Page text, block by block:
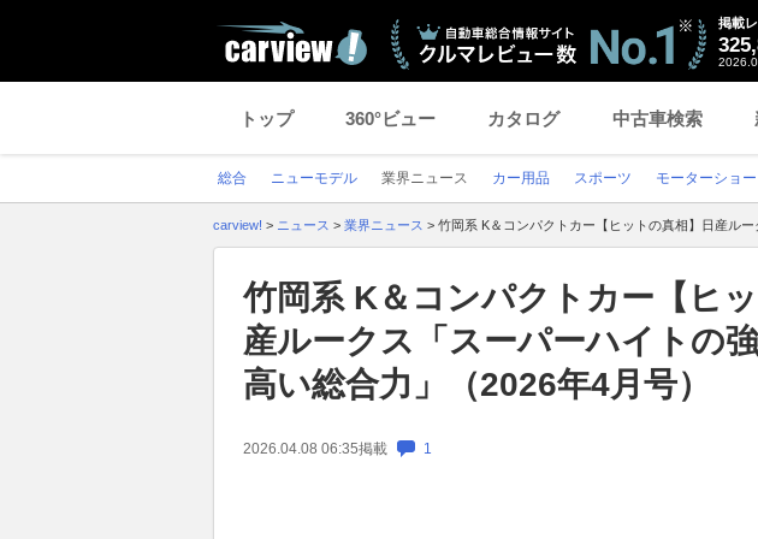
掲載
トップ 360°ビュー カタログ 中古車検索
総合 ニューモデル 業界ニュース カー用品 スポーツ モーターショー
carview! > ニュース > 業界ニュース > 竹岡系 K＆コンパクトカー【ヒットの真相】日産ル
竹岡系 K＆コンパクトカー【ヒ
産ルークス「スーパーハイトの
高い総合力」（2026年4月号）
2026.04.08 06:35掲載 1